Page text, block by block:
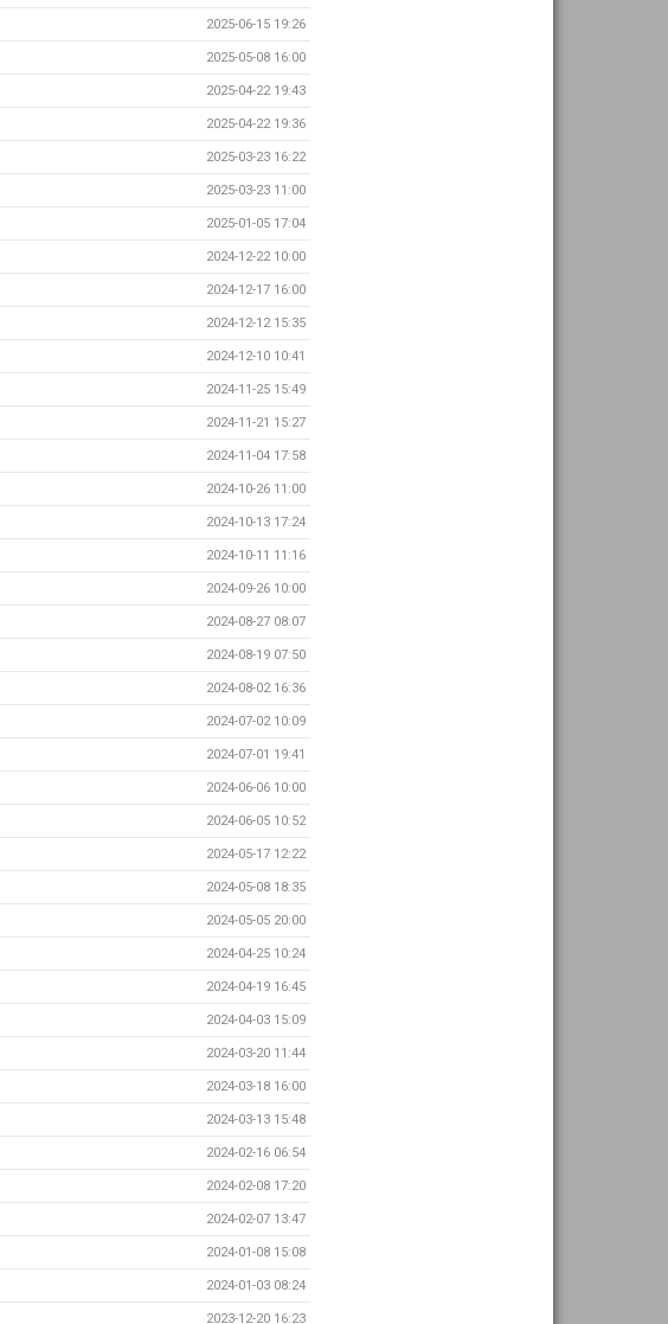
2025-06-15 19:26
2025-05-08 16:00
2025-04-22 19:43
2025-04-22 19:36
2025-03-23 16:22
2025-03-23 11:00
2025-01-05 17:04
2024-12-22 10:00
2024-12-17 16:00
2024-12-12 15:35
2024-12-10 10:41
2024-11-25 15:49
2024-11-21 15:27
2024-11-04 17:58
2024-10-26 11:00
2024-10-13 17:24
2024-10-11 11:16
2024-09-26 10:00
2024-08-27 08:07
2024-08-19 07:50
2024-08-02 16:36
2024-07-02 10:09
2024-07-01 19:41
2024-06-06 10:00
2024-06-05 10:52
2024-05-17 12:22
2024-05-08 18:35
2024-05-05 20:00
2024-04-25 10:24
2024-04-19 16:45
2024-04-03 15:09
2024-03-20 11:44
2024-03-18 16:00
2024-03-13 15:48
2024-02-16 06:54
2024-02-08 17:20
2024-02-07 13:47
2024-01-08 15:08
2024-01-03 08:24
2023-12-20 16:23